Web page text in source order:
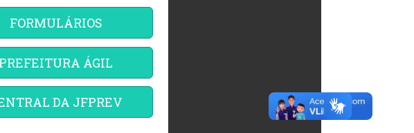
FORMULÁRIOS
PREFEITURA ÁGIL
DA JFPREV